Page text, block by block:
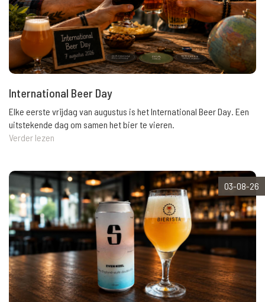
International Beer Day
Elke eerste vrijdag van augustus is het International Beer Day. Een
uitstekende dag om samen het bier te vieren.
Verder lezen
03-08-26